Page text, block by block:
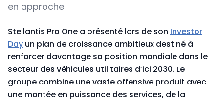
en approche
Stellantis Pro One a présenté lors de son Investor
Day un plan de croissance ambitieux destiné à
renforcer davantage sa position mondiale dans le
secteur des véhicules utilitaires d’ici 2030. Le
groupe combine une vaste offensive produit avec
une montée en puissance des services, de la